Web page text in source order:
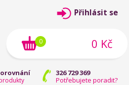
326 729 369
Potřebujete poradit?
Přihlásit se
0 Kč
0